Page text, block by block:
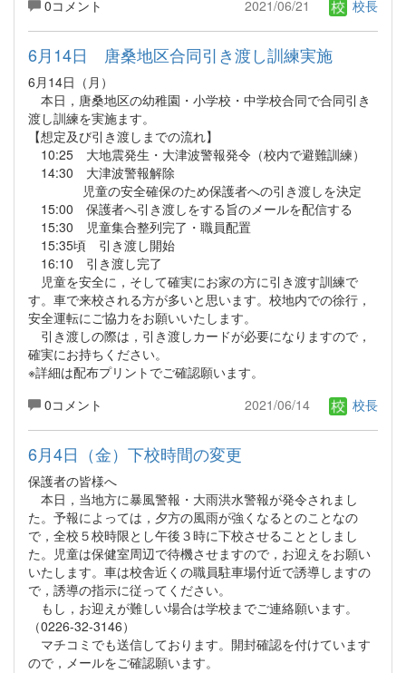
0コメント 2021/06/21 校長
6月14日 唐桑地区合同引き渡し訓練実施
6月14日（月）
本日，唐桑地区の幼稚園・小学校・中学校合同で合同引き
渡し訓練を実施ます。
【想定及び引き渡しまでの流れ】
10:25 大地震発生・大津波警報発令（校内で避難訓練）
14:30 大津波警報解除
児童の安全確保のため保護者への引き渡しを決定
15:00 保護者へ引き渡しをする旨のメールを配信する
15:30 児童集合整列完了・職員配置
15:35頃 引き渡し開始
16:10 引き渡し完了
児童を安全に，そして確実にお家の方に引き渡す訓練で
す。車で来校される方が多いと思います。校地内での徐行，
安全運転にご協力をお願いいたします。
引き渡しの際は，引き渡しカードが必要になりますので，
確実にお持ちください。
※詳細は配布プリントでご確認願います。
0コメント
2021/06/14 校長
6月4日（金）下校時間の変更
保護者の皆様へ
本日，当地方に暴風警報・大雨洪水警報が発令されまし
た。予報によっては，夕方の風雨が強くなるとのことなの
で，全校５校時限とし午後３時に下校させることとしまし
た。児童は保健室周辺で待機させますので，お迎えをお願い
いたします。車は校舎近くの職員駐車場付近で誘導しますの
で，誘導の指示に従ってください。
もし，お迎えが難しい場合は学校までご連絡願います。
（0226-32-3146）
マチコミでも送信しております。開封確認を付けています
ので，メールをご確認願います。